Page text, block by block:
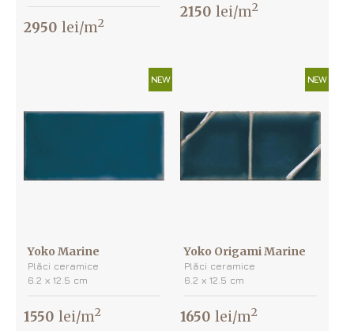
2950 lei/m2
2150 lei/m2
NEW
Yoko Marine
Plăci ceramice
6.2 х 12.5 cm
1550 lei/m2
NEW
Yoko Origami Marine
Plăci ceramice
6.2 х 12.5 cm
1650 lei/m2